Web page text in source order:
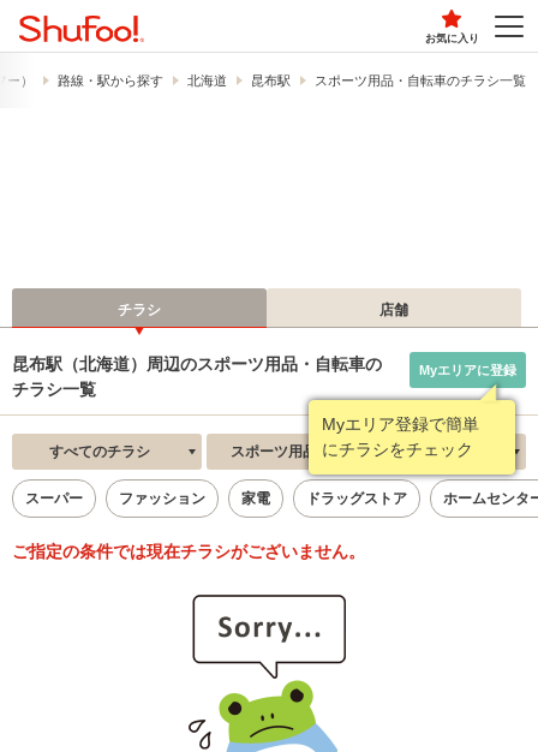
お気に入り
） 路線・駅から探す 北海道 昆布駅 スポーツ用品・自転車のチラシ一覧
チラシ 店舗
昆布駅（北海道）周辺のスポーツ用品・自転車の
チラシ一覧
Myエリア登録で簡単
にチラシをチェック
Myエリアに登録
すべてのチラシ スポーツ用品・自転車 新着順
スーパー ファッション 家電 ドラッグストア ホームセンタ
ご指定の条件では現在チラシがございません。